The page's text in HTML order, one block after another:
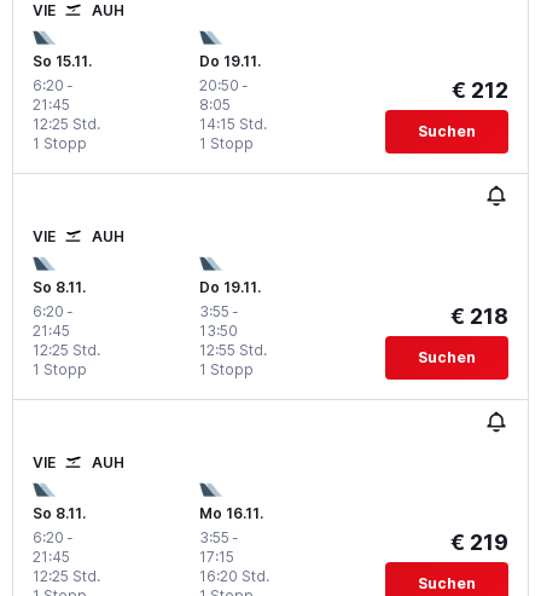
VIE AUH
So 15.11.
6:20 -
21:45
1 Stopp
12:25 Std.
Do 19.11.
20:50 -
8:05
1 Stopp
14:15 Std.
€ 212
Suchen
VIE AUH
So 8.11.
6:20 -
21:45
1 Stopp
12:25 Std.
Do 19.11.
3:55 -
13:50
1 Stopp
12:55 Std.
€ 218
Suchen
VIE AUH
So 8.11.
6:20 -
21:45
12:25 Std.
Mo 16.11.
3:55 -
17:15
16:20 Std.
€ 219
Suchen